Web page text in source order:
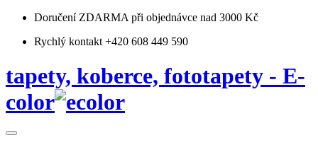
Doručení ZDARMA při objednávce nad 3000 Kč
Rychlý kontakt +420 608 449 590
tapety, koberce, fototapety - E-
color